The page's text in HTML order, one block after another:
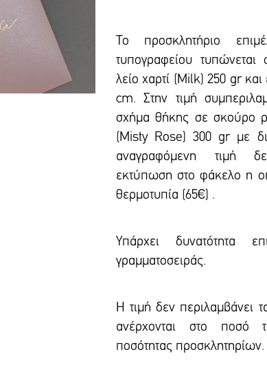
Το προσκλητήριο
τυπογραφείου τυπώνεται
λείο χαρτί (Milk) 250 gr
cm. Στην τιμή
σχήμα θήκης σε σκούρο
(Misty Rose) 300 gr με
αναγραφόμενη τιμή
εκτύπωση στο φάκελο η
θερμοτυπία (65€) .
Υπάρxει δυνατότητα
γραμματοσειράς.
Η τιμή δεν περιλαμβάνει
ανέρχονται στο ποσό
ποσότητας προσκλητηρίων.